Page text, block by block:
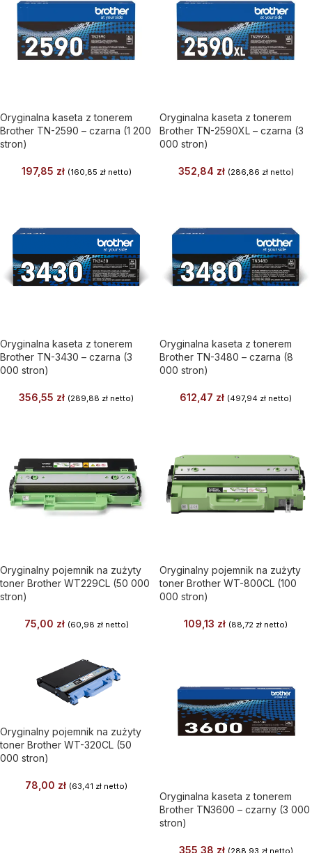
Oryginalna kaseta z tonerem
Brother TN-2590 – czarna (1 200
stron)
197,85 zł (160,85 złnetto)
Oryginalna kaseta z tonerem
Brother TN-2590XL – czarna (3
000 stron)
352,84 zł (286,86 złnetto)
Oryginalna kaseta z tonerem
Brother TN-3430 – czarna (3
000 stron)
356,55 zł (289,88 zł netto)
Oryginalna kaseta z tonerem
Brother TN-3480 – czarna (8
000 stron)
612,47 zł (497,94 zł netto)
Oryginalny pojemnik na zużyty
toner Brother WT229CL (50 000
stron)
75,00 zł (60,98 złnetto)
Oryginalny pojemnik na zużyty
toner Brother WT-800CL (100
000 stron)
109,13 zł (88,72 zł netto)
Oryginalny pojemnik na zużyty
toner Brother WT-320CL (50
000 stron)
78,00 zł (63,41 zł netto)
Oryginalna kaseta z tonerem
Brother TN3600 – czarny (3 000
stron)
355,38 zł (288,93 złnetto)